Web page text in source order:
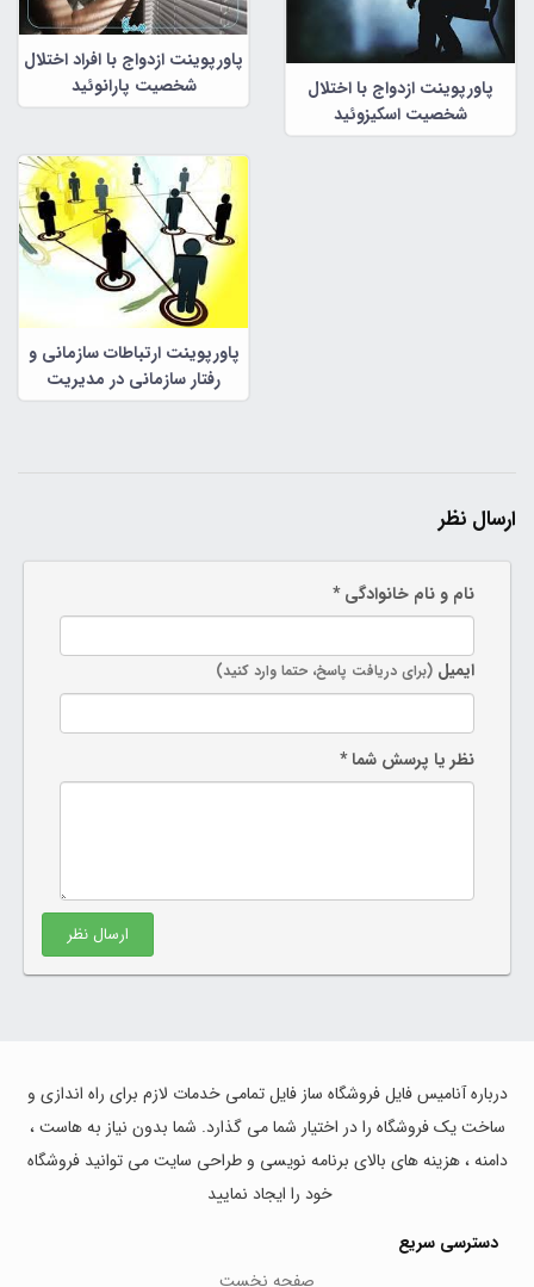
پاورپوینت ازدواج با اختلال
شخصیت اسکیزوئید
پاورپوینت ازدواج با افراد اختلال
شخصیت پارانوئید
پاورپوینت ارتباطات سازمانی و
رفتار سازمانی در مدیریت
سازمانی
ارسال نظر
نام و نام خانوادگی *
ایمیل (برای دریافت پاسخ، حتما وارد کنید)
نظر یا پرسش شما *
ارسال نظر
درباره آنامیس فایل فروشگاه ساز فایل تمامی خدمات لازم برای راه اندازی و
ساخت یک فروشگاه را در اختیار شما می گذارد. شما بدون نیاز به هاست ،
دامنه ، هزینه های بالای برنامه نویسی و طراحی سایت می توانید فروشگاه
خود را ایجاد نمایید
دسترسی سریع
صفحه نخست